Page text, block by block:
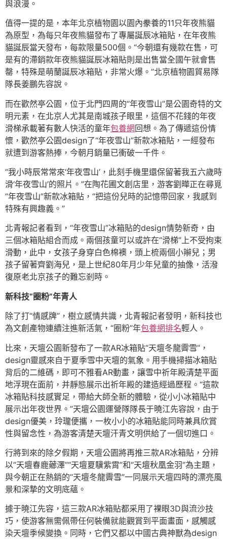
與浪漫。
值得一提的是，本年北京植物園以園內豢養的11只年夜熊貓
為原型，為每只年夜熊貓發布了專屬誕辰冰箱貼，在年夜熊
貓誕辰當天發布，每款限量500個。“今朝還有幾款在售，可
是有的滯銷款年夜熊貓誕辰冰箱貼則是出售當全國午就會售
罄，特殊是萌蘭誕辰冰箱貼，非常火爆。”北京植物園貿易隊
隊長姜鵬先容說。
而在歡然亭公園，位于北門四周的“年夜雪山”是公園奇特的文
明元素，在北京人尤其是南城孩子眼里，這個不花錢的年夜
滑梯承載著有數人快活的童年包養網回想。為了傳遞這份情
懷，歡然亭公園design了“年夜雪山”新款冰箱貼，一經發布
就遭到游客熱捧，今朝月銷量已衝破一千件。
“我小時辰常常來‘年夜雪山’，此刻手機里還保留著我五六歲時
滑‘年夜雪山’的照片。”在陶花圃文創店里，游客劉曄正在尋覓
“年夜雪山”新款冰箱貼，“把這份兒時的記憶帶回家，我感到
特殊有興趣義。”
北青報記者看到，“年夜雪山”冰箱貼的design情勢新奇，由
三個冰箱貼組合而成。兩個孩童可以或許在“滑梯”上不受拘束
滑動，此中，女孩子身穿白色棉襖，頭上梳兩個小辮兒；男
孩子留著齊劉海兒，是上世紀80年月少年兒童的抽像，活潑
復原老北京孩子的難忘剎時。
新科技“圈粉”年青人
除了打“情感牌”，樹立感情共識，北青報記者發明，新科技也
為文創產物連續注進新活氣，“圈粉”年包養網排名輕人。
比來，天壇公園新發布了一款AR冰箱貼“天壇冬龍霽雪”，
design靈感來自于夏季雪中天壇的氣象。用手機掃描冰箱貼
背后的二維碼，即可不雅看AR動畫，讓雪中祈年殿清楚平面
地浮現在面前，并靜態展示出祈年殿的建造經過歷程。“這款
冰箱貼科技感實足，帶給大師全新的體驗，從小小冰箱貼中
展示出年夜世界。”天壇公園運營隊隊長于曉江先容說，由于
design優美，玲瓏便攜，一枚小小的冰箱貼能同時兼具欣賞
性與留念性，為游客清楚天壇汗青文明供給了一個切進口。
行將到來的除夕假期，天壇公園將再推三款AR冰箱貼，分辨
以“天壇春鹿薌澤”“天壇夏驥紫霄”和“天壇秋凰金羽”為主題，
與今朝正在熱銷的“天壇冬龍霽雪”一同展示天壇四時的漂亮風
景和深摯的文明底蘊。
據于曉江先容，這三款AR冰箱貼都采用了裸眼3D與流沙技
巧，使游客無需佩帶任何裝備就能觀賞到平面畫面，感觸感
染天壇季候變換。同時，它們又都以中國古典神獸為design